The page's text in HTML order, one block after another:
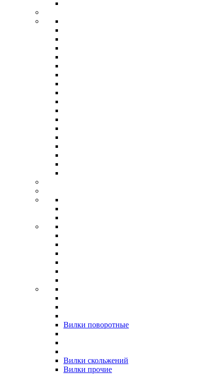
Вилки поворотные
Вилки скольжений
Вилки прочие